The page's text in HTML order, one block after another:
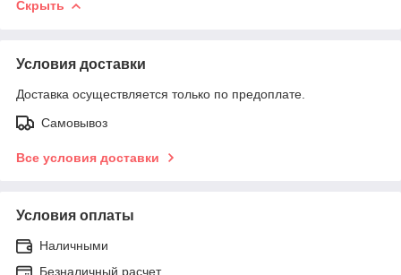
Скрыть
Условия доставки
Доставка осуществляется только по предоплате.
Самовывоз
Все условия доставки
Условия оплаты
Наличными
Безналичный расчет